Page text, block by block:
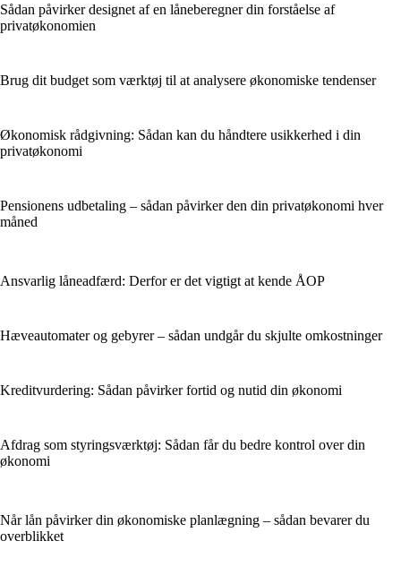
Sådan påvirker designet af en låneberegner din forståelse af
privatøkonomien
Brug dit budget som værktøj til at analysere økonomiske tendenser
Økonomisk rådgivning: Sådan kan du håndtere usikkerhed i din
privatøkonomi
Pensionens udbetaling – sådan påvirker den din privatøkonomi hver
måned
Ansvarlig låneadfærd: Derfor er det vigtigt at kende ÅOP
Hæveautomater og gebyrer – sådan undgår du skjulte omkostninger
Kreditvurdering: Sådan påvirker fortid og nutid din økonomi
Afdrag som styringsværktøj: Sådan får du bedre kontrol over din
økonomi
Når lån påvirker din økonomiske planlægning – sådan bevarer du
overblikket